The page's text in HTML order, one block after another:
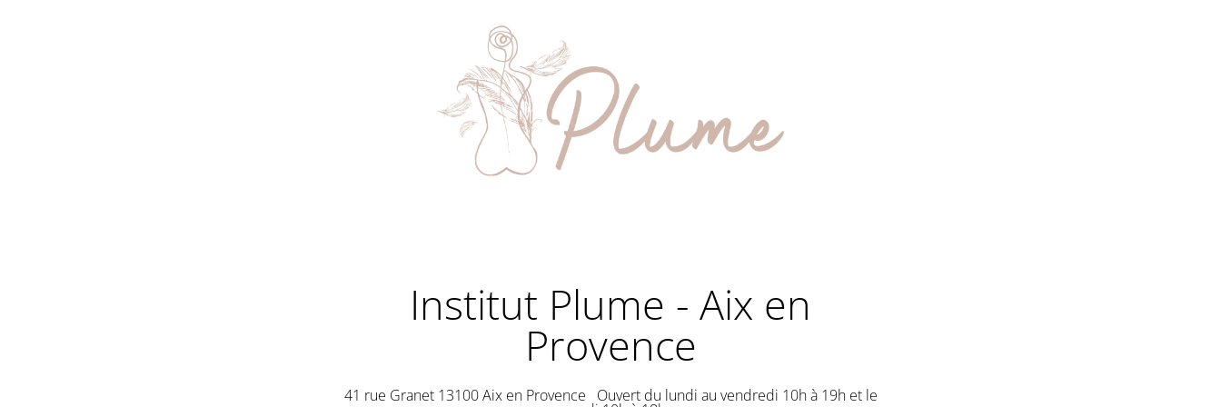
Institut Plume - Aix en
Provence
41 rue Granet 13100 Aix en Provence Ouvert du lundi au vendredi 10h à 19h et le